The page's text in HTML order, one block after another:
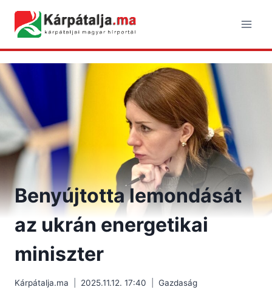
content
Benyújtotta lemondását
az ukrán energetikai
miniszter
Kárpátalja.ma 2025.11.12. 17:40 Gazdaság